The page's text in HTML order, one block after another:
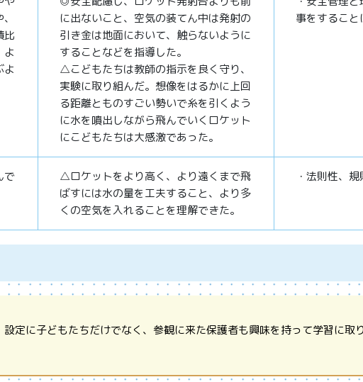
比
よ
よ
に出ないこと、空気の装てん中は発射の
引き金は地面において、触らないように
することなどを指導した。
△こどもたちは教師の指示を良く守り、
実験に取り組んだ。想像をはるかに上回
る距離とものすごい勢いで糸を引くよう
に水を噴出しながら飛んでいくロケット
にこどもたちは大感激であった。
事をすること
で
△ロケットをより高く、より遠くまで飛
ばすには水の量を工夫すること、より多
くの空気を入れることを理解できた。
・法則性、
定に子どもたちだけでなく、参観に来た保護者も興味を持って学習に取